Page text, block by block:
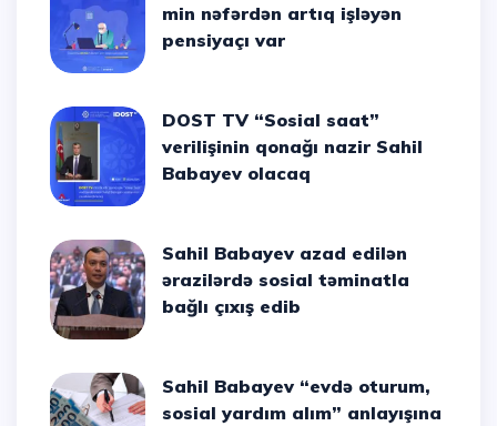
min nəfərdən artıq işləyən
pensiyaçı var
DOST TV “Sosial saat”
verilişinin qonağı nazir Sahil
Babayev olacaq
Sahil Babayev azad edilən
ərazilərdə sosial təminatla
bağlı çıxış edib
Sahil Babayev “evdə oturum,
sosial yardım alım” anlayışına